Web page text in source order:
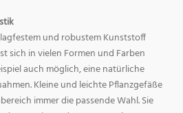
und robustem Kunststoff
sich in vielen Formen und Farben
auch möglich, eine natürliche
Kleine und leichte Pflanzgefäße
immer die passende Wahl. Sie